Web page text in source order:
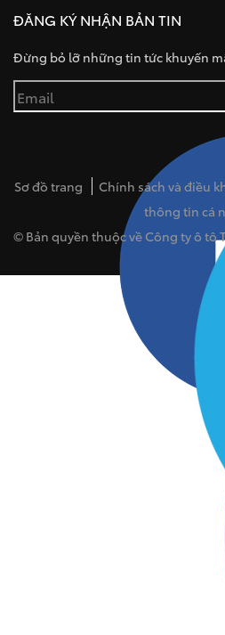
ĐĂNG KÝ NHẬN BẢN TIN
Đừng bỏ lỡ những tin tức khuyến
Sơ đồ trang Chính sách và điều
thông tin cá
© Bản quyền thuộc về Công ty ô tô